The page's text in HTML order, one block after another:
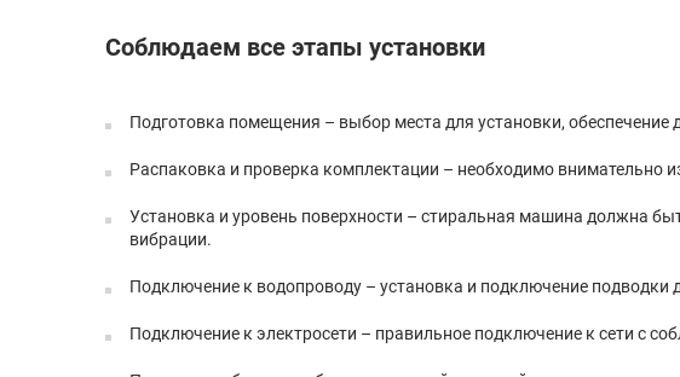
Соблюдаем все этапы установки
Подготовка помещения – выбор места для установки, обеспечение
Распаковка и проверка комплектации – необходимо внимательно
Установка и уровень поверхности – стиральная машина должна
вибрации.
Подключение к водопроводу – установка и подключение подводки
Подключение к электросети – правильное подключение к сети с